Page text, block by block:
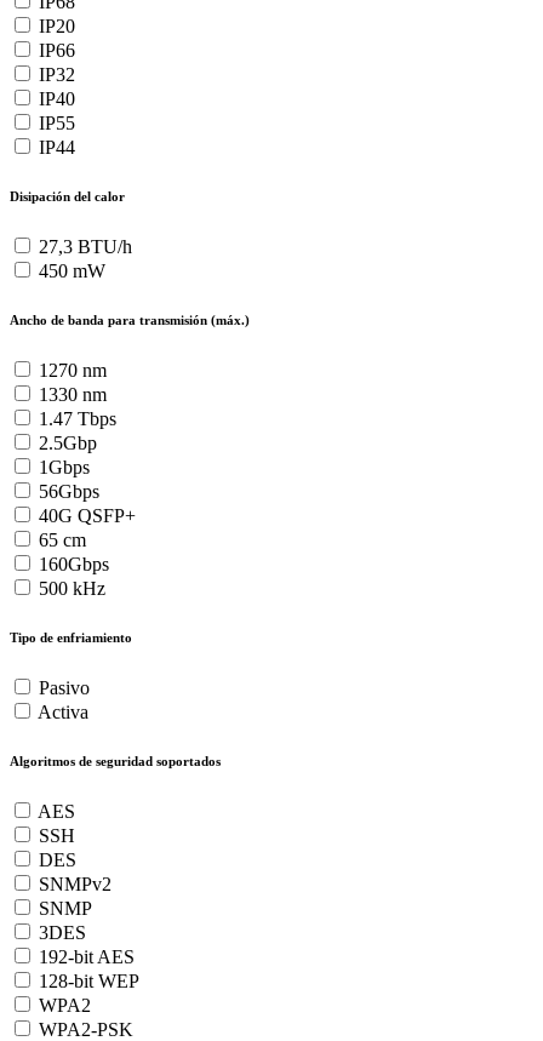
IP20
IP66
IP32
IP40
IP55
IP44
Disipación del calor
27,3 BTU/h
450 mW
Ancho de banda para transmisión (máx.)
1270 nm
1330 nm
1.47 Tbps
2.5Gbp
1Gbps
56Gbps
40G QSFP+
65 cm
160Gbps
500 kHz
Tipo de enfriamiento
Pasivo
Activa
Algoritmos de seguridad soportados
AES
SSH
DES
SNMPv2
SNMP
3DES
192-bit AES
128-bit WEP
WPA2
WPA2-PSK